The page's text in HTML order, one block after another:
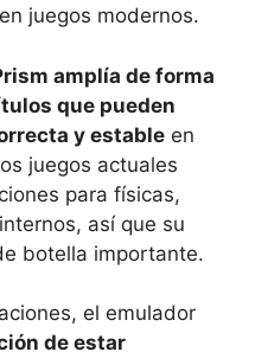
juegos modernos.
amplía de forma
que pueden
y estable en
juegos actuales
para físicas,
así que su
botella importante.
el emulador
de estar